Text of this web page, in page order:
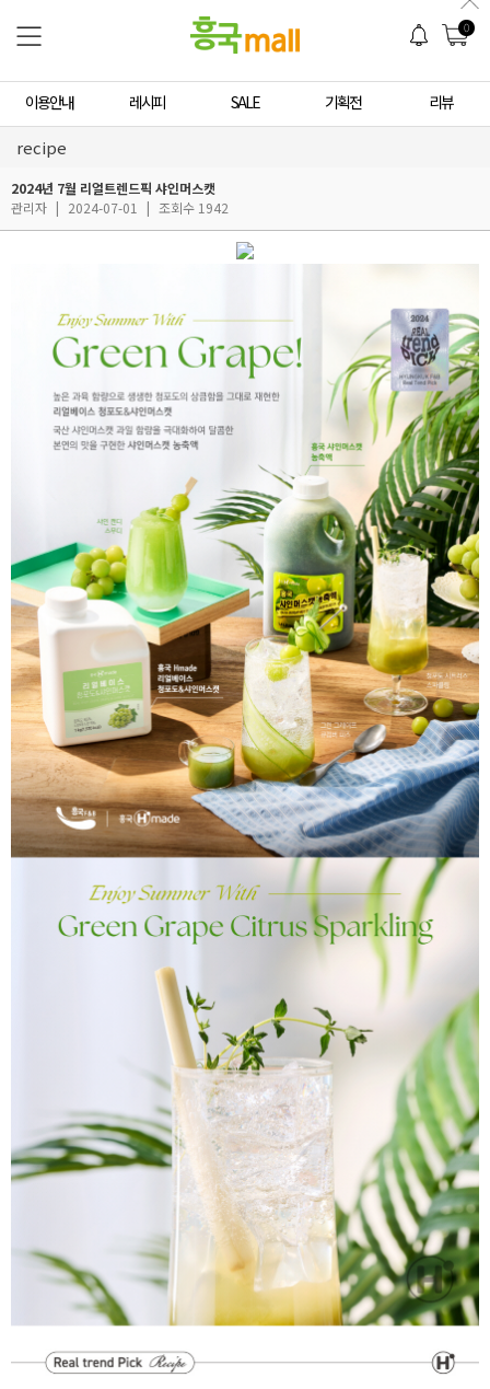
0
이용안내 레시피 SALE 기획전 리뷰
recipe
2024년 7월 리얼트렌드픽 샤인머스캣
관리자 | 2024-07-01 | 조회수 1942